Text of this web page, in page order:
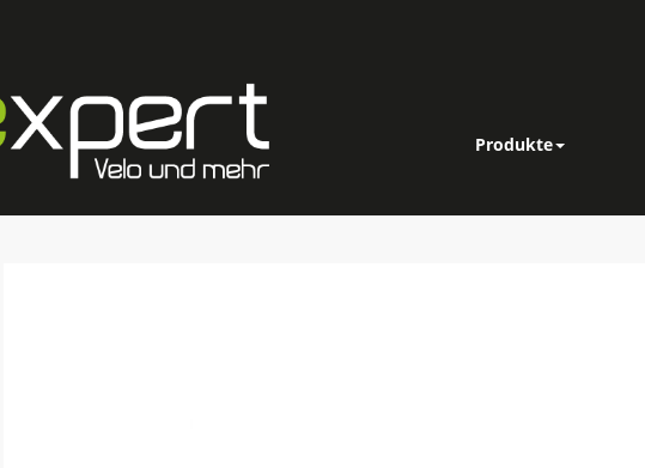
Produkte